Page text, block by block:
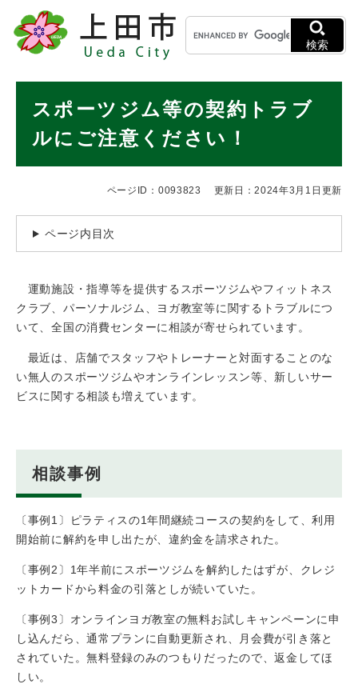
メニューを飛ばして本文へ
キ
ー
ワ
検
検索
スポーツジム等の契約トラブ
ルにご注意ください！
ページID：0093823 更新日：2024年3月1日更新
ページ内目次
運動施設・指導等を提供するスポーツジムやフィットネス
クラブ、パーソナルジム、ヨガ教室等に関するトラブルにつ
いて、全国の消費センターに相談が寄せられています。
最近は、店舗でスタッフやトレーナーと対面することのな
い無人のスポーツジムやオンラインレッスン等、新しいサー
ビスに関する相談も増えています。
相談事例
〔事例1〕ピラティスの1年間継続コースの契約をして、利用
開始前に解約を申し出たが、違約金を請求された。
〔事例2〕1年半前にスポーツジムを解約したはずが、クレジ
ットカードから料金の引落としが続いていた。
〔事例3〕オンラインヨガ教室の無料お試しキャンペーンに申
し込んだら、通常プランに自動更新され、月会費が引き落と
されていた。無料登録のみのつもりだったので、返金してほ
しい。